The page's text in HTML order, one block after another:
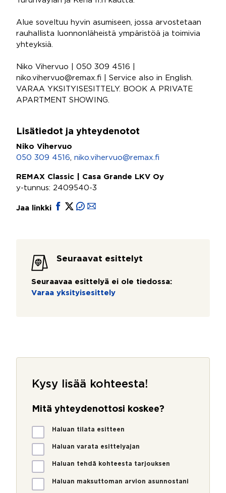
Alue soveltuu hyvin asumiseen, jossa arvostetaan
rauhallista luonnonläheistä ympäristöä ja toimivia
yhteyksiä.
Niko Vihervuo | 050 309 4516 |
niko.vihervuo@remax.fi | Service also in English.
VARAA YKSITYISESITTELY. BOOK A PRIVATE
APARTMENT SHOWING.
Lisätiedot ja yhteydenotot
Niko Vihervuo
050 309 4516
niko.vihervuo@remax.fi
REMAX Classic | Casa Grande LKV Oy
y-tunnus: 2409540-3
Jaa linkki
Seuraavat esittelyt
Seuraavaa esittelyä ei ole tiedossa:
Varaa yksityisesittely
Kysy lisää kohteesta!
Mitä yhteydenottosi koskee?
M
i
ä
Haluan tilata esitteen
Haluan varata esittelyajan
Haluan tehdä kohteesta tarjouksen
Haluan maksuttoman arvion asunnostani